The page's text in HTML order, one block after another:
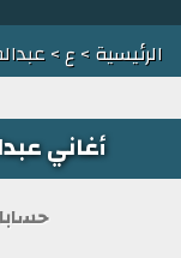
الرئيسية>ع>
أغاني